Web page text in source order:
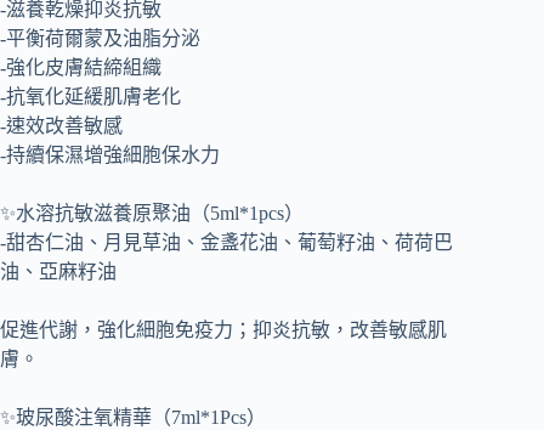
-滋養乾燥抑炎抗敏
-平衡荷爾蒙及油脂分泌
-強化皮膚結締組織
-抗氧化延緩肌膚老化
-速效改善敏感
-持續保濕增強細胞保水力
✨水溶抗敏滋養原聚油（5ml*1pcs）
-甜杏仁油、月見草油、金盞花油、葡萄籽油、荷荷巴
油、亞麻籽油
促進代謝，強化細胞免疫力；抑炎抗敏，改善敏感肌
膚。
✨玻尿酸注氧精華（7ml*1Pcs）